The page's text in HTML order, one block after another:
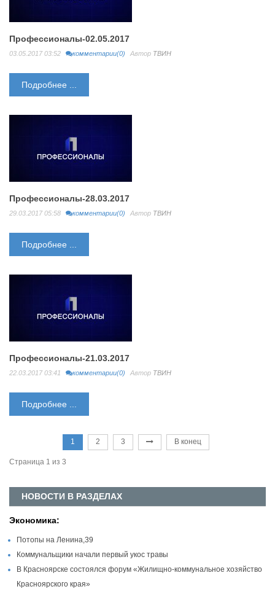
Профессионалы-02.05.2017
03.05.2017 03:52 комментарии(0) Автор ТВИН
Подробнее ...
Профессионалы-28.03.2017
29.03.2017 05:58 комментарии(0) Автор ТВИН
Подробнее ...
Профессионалы-21.03.2017
22.03.2017 03:41 комментарии(0) Автор ТВИН
Подробнее ...
1 2 3 В конец
Страница 1 из 3
НОВОСТИ В РАЗДЕЛАХ
Экономика:
Потопы на Ленина,39
Коммунальщики начали первый укос травы
В Красноярске состоялся форум «Жилищно-коммунальное хозяйство
Красноярского края»